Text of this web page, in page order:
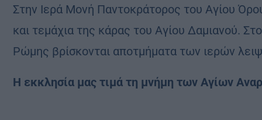
Στην Ιερά Μονή Παντοκράτορος του Αγίου
και τεμάχια της κάρας του Αγίου Δαμιανού.
Ρώμης βρίσκονται αποτμήματα των ιερών
Η εκκλησία μας τιμά τη μνήμη των Αγίων